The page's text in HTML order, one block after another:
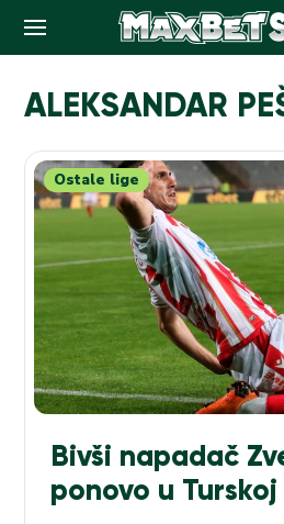
content
ALEKSANDAR
Ostale lige
Bivši napadač
ponovo u Turskoj